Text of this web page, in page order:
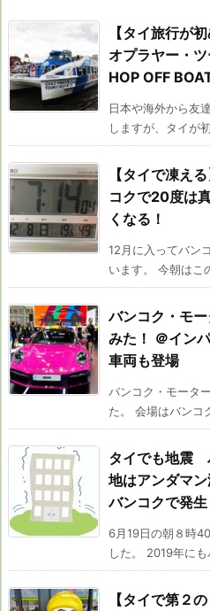
【タイ旅行が
オプラヤー・
HOP OFF
日本や海外から友
しますが、タイが
【タイで凍え
コクで20度は
くなる！
12月に入ってバン
います。 今朝はこ
バンコク・モ
みた！ ＠イン
車両も登場
バンコク・モータ
た。 会場はバンコ
タイでも地震
地はアンダマ
バンコクで発生
6月19日の朝８時
した。 2019年に
【タイで第２